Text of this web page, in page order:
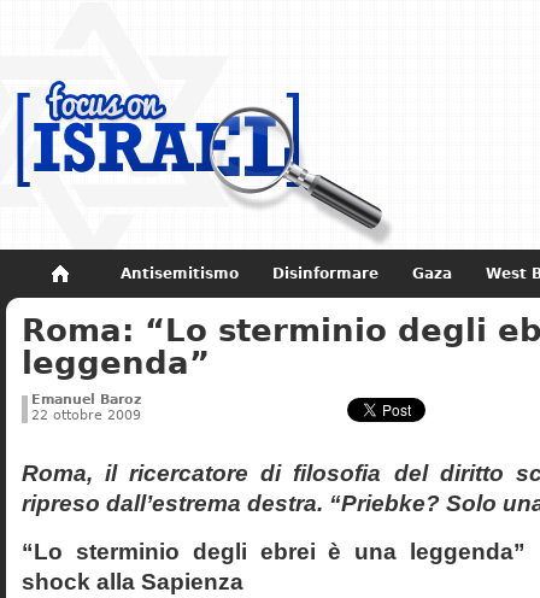
Antisemitismo Disinformare Gaza West
Non dimenticare Storia di Israele
Roma: “Lo sterminio degli
leggenda”
Emanuel Baroz
22 ottobre 2009
Roma, il ricercatore di filosofia del diritto
ripreso dall’estrema destra. “Priebke? Solo
“Lo sterminio degli ebrei è una leggenda”
shock alla Sapienza